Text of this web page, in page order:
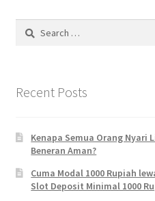
Search
Recent Posts
Kenapa Semua Orang Nyari
Beneran Aman?
Cuma Modal 1000 Rupiah
Slot Deposit Minimal 1000